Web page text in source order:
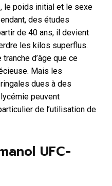
le poids initial et le sexe
des études
de 40 ans, il devient
les kilos superflus.
d’âge que ce
Mais les
dues à des
peuvent
de l’utilisation de
UFC-